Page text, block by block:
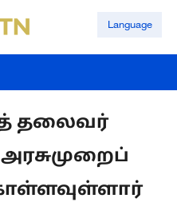
Language
தலைவர்